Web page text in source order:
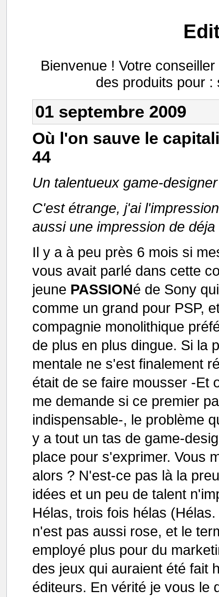
Bienvenue ! Votre
des produits pour :
01 septembre 2009
Où l'on sauve le
44
Un talentueux game-
C'est étrange, j'ai
aussi une impression de
Il y a à peu près 6 mois si
vous avait parlé dans cette
jeune PASSIONé de Sony
comme un grand pour PSP,
compagnie monolithique
de plus en plus dingue. Si la
mentale ne s'est finalement
était de se faire mousser -Et
me demande si ce premier
indispensable-, le problème
y a tout un tas de game-
place pour s'exprimer. Vous
alors ? N'est-ce pas là la
idées et un peu de talent
Hélas, trois fois hélas
n'est pas aussi rose, et le
employé plus pour du
des jeux qui auraient été fait
éditeurs. En vérité je vous le